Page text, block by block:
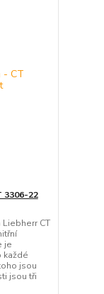
3306-22
CT
je
každé
jsou
jsou tři